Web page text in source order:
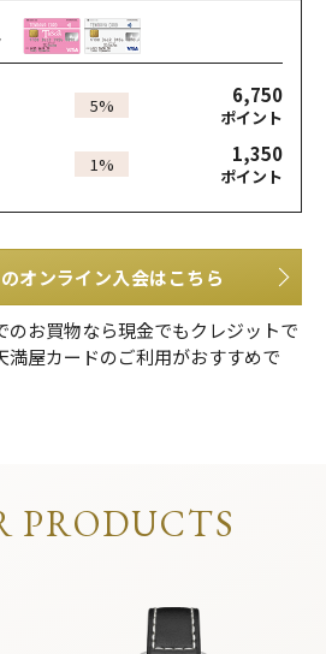
5% 6,750
ポイント
1% 1,350
ポイント
オンライン入会はこちら
のお買物なら現金でもクレジットで
満屋カードのご利用がおすすめで
PRODUCTS